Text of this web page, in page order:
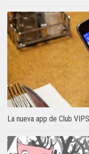
La nueva app de Club